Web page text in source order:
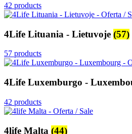
42 products
4Life Lituania - Lietuvoje (57)
57 products
4Life Luxemburgo -
42 products
4life Malta (44)